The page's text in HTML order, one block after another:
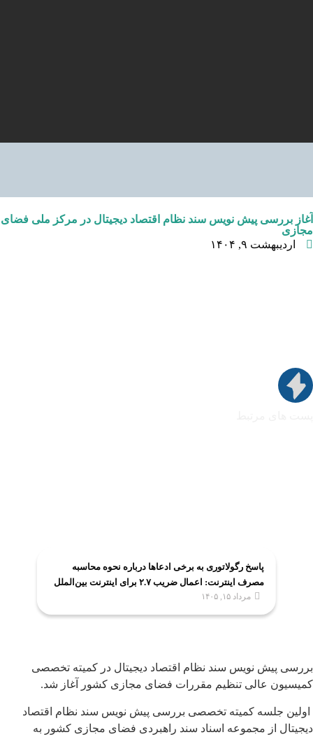
آغاز بررسی پیش نویس سند نظام اقتصاد دیجیتال در مرکز ملی فضای
مجازی
اردیبهشت ۹, ۱۴۰۴
پاسخ رگولاتوری به برخی ادعاها درباره نحوه محاسبه
مصرف اینترنت: اعمال ضریب ۲.۷ برای اینترنت بین‌الملل
صحت ندارد
مرداد ۱۵, ۱۴۰۵
بررسی پیش نویس سند نظام اقتصاد دیجیتال در کمیته تخصصی
کمیسیون عالی تنظیم مقررات فضای مجازی کشور آغاز شد.
اولین جلسه کمیته تخصصی بررسی پیش نویس سند نظام اقتصاد
دیجیتال از مجموعه اسناد سند راهبردی فضای مجازی کشور به